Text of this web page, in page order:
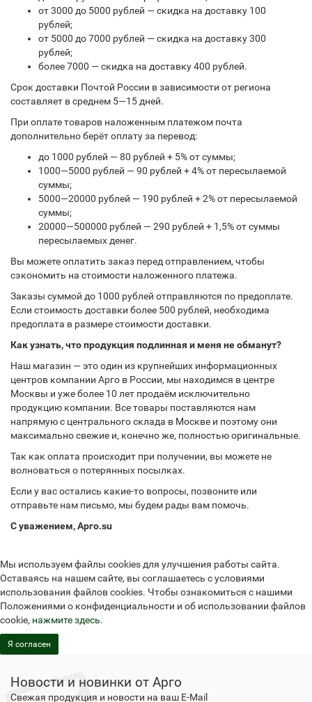
от 3000 до 5000 рублей — скидка на доставку 100
рублей;
от 5000 до 7000 рублей — скидка на доставку 300
рублей;
более 7000 — скидка на доставку 400 рублей.
Срок доставки Почтой России в зависимости от региона
составляет в среднем 5—15 дней.
При оплате товаров наложенным платежом почта
дополнительно берёт оплату за перевод:
до 1000 рублей — 80 рублей + 5% от суммы;
1000—5000 рублей — 90 рублей + 4% от пересылаемой
суммы;
5000—20000 рублей — 190 рублей + 2% от пересылаемой
суммы;
20000—500000 рублей — 290 рублей + 1,5% от суммы
пересылаемых денег.
Вы можете оплатить заказ перед отправлением, чтобы
сэкономить на стоимости наложенного платежа.
Заказы суммой до 1000 рублей отправляются по предоплате.
Если стоимость доставки более 500 рублей, необходима
предоплата в размере стоимости доставки.
Как узнать, что продукция подлинная и меня не обманут?
Наш магазин — это один из крупнейших информационных
центров компании Арго в России, мы находимся в центре
Москвы и уже более 10 лет продаём исключительно
продукцию компании. Все товары поставляются нам
напрямую с центрального склада в Москве и поэтому они
максимально свежие и, конечно же, полностью оригинальные.
Так как оплата происходит при получении, вы можете не
волноваться о потерянных посылках.
Если у вас остались какие-то вопросы, позвоните или
отправьте нам письмо, мы будем рады вам помочь.
С уважением, Арго.su
Мы используем файлы cookies для улучшения работы сайта.
Оставаясь на нашем сайте, вы соглашаетесь с условиями
использования файлов cookies. Чтобы ознакомиться с нашими
Положениями о конфиденциальности и об использовании файлов
cookie, нажмите здесь.
Я согласен
Новости и новинки от Арго
Свежая продукция и новости на ваш E-Mail